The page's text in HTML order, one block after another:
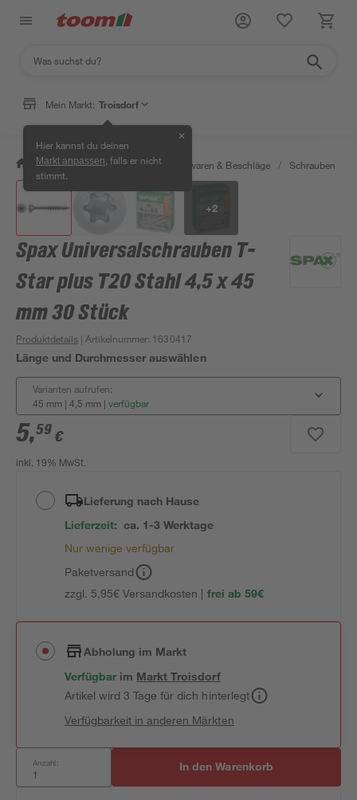
Mein Markt: Troisdorf
Hier kannst du deinen
Markt anpassen , falls er nicht
stimmt.
✕
/ Werkstatt & Maschinen / Eisenwaren & Beschläge / Schrauben
+2
Spax Universalschrauben T-
Star plus T20 Stahl 4,5 x 45
mm 30 Stück
Produktdetails | Artikelnummer: 1630417
Länge und Durchmesser auswählen
Varianten aufrufen:
45 mm | 4,5 mm | verfügbar
5,59 €
inkl. 19% MwSt.
Lieferung nach Hause
Lieferzeit: ca. 1-3 Werktage
Nur wenige verfügbar
Paketversand
zzgl. 5,95€ Versandkosten | frei ab 59€
Abholung im Markt
Verfügbar im MarktTroisdorf
Artikel wird 3 Tage für dich hinterlegt
Verfügbarkeit in anderen Märkten
Anzahl: In den Warenkorb